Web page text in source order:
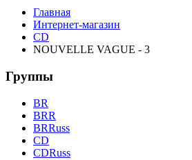
Главная
Интернет-магазин
CD
NOUVELLE VAGUE - 3
Группы
BR
BRR
BRRuss
CD
CDRuss